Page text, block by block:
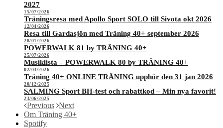
2027
15/07/2026
Träningsresa med Apollo Sport SOLO till Sivota okt 2026
12/04/2026
Resa till Gardasjön med Träning 40+ september 2026
28/01/2026
POWERWALK 81 by TRÄNING 40+
25/07/2026
Musiklista – POWERWALK 80 by TRÄNING 40+
02/03/2026
Träning 40+ ONLINE TRÄNING upphör den 31 jan 2026
20/12/2025
SALMING Sport BH-test och rabattkod – Min nya favorit!
23/06/2025
Previous Next
Om Träning 40+
Spotify